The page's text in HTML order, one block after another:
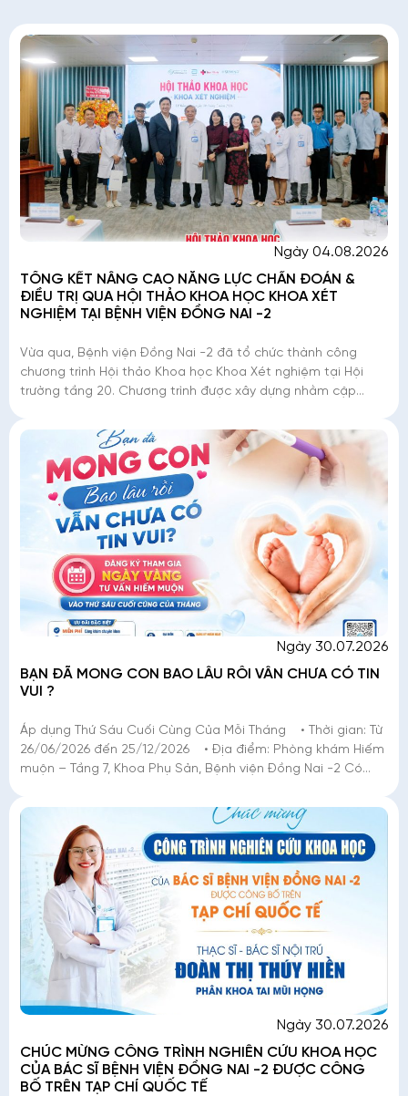
Ngày 04.08.2026
TỔNG KẾT NÂNG CAO NĂNG LỰC CHẨN ĐOÁN &
ĐIỀU TRỊ QUA HỘI THẢO KHOA HỌC KHOA XÉT
NGHIỆM TẠI BỆNH VIỆN ĐỒNG NAI -2
Vừa qua, Bệnh viện Đồng Nai -2 đã tổ chức thành công
chương trình Hội thảo Khoa học Khoa Xét nghiệm tại Hội
trường tầng 20. Chương trình được xây dựng nhằm cập
Ngày 30.07.2026
BẠN ĐÃ MONG CON BAO LÂU RỒI VẪN CHƯA CÓ TIN
VUI ?
Áp dụng Thứ Sáu Cuối Cùng Của Mỗi Tháng • Thời gian: Từ
26/06/2026 đến 25/12/2026 • Địa điểm: Phòng khám Hiếm
muộn – Tầng 7, Khoa Phụ Sản, Bệnh viện Đồng Nai -2 Có
Ngày 30.07.2026
CHÚC MỪNG CÔNG TRÌNH NGHIÊN CỨU KHOA HỌC
CỦA BÁC SĨ BỆNH VIỆN ĐỒNG NAI -2 ĐƯỢC CÔNG
BỐ TRÊN TẠP CHÍ QUỐC TẾ